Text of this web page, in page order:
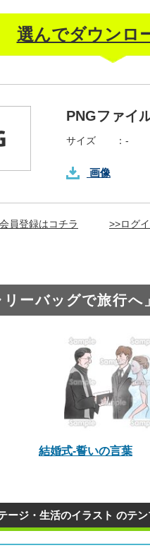
選んでダウンロ
PNGファイ
サイズ ： -
画像
員登録はコチラ >>ログ
リーバッグで旅行
結婚式-誓いの言葉
ージ・生活のイラスト のテ